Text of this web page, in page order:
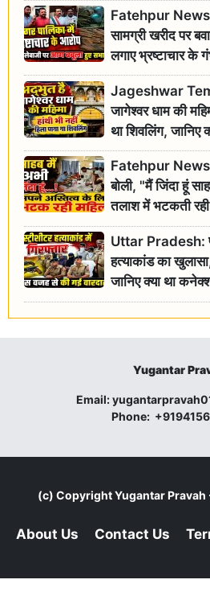
Fatehpur News:
सामग्री खरीद पर
लगाए भ्रष्टाचार के
Jageshwar
जागेश्वर धाम की
था शिवलिंग, जानिए
Fatehpur News:
बोली, "मैं जिंदा हूं
तलाश में भटकती रही
जांच के आदेश
Uttar Pradesh:
हत्याकांड का
जानिए क्या था
Yugantar
Email:
Phone:
(c) CopyrightYugantar Pravah
About Us Contact Us